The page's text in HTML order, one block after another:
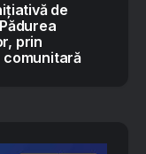
de
prin